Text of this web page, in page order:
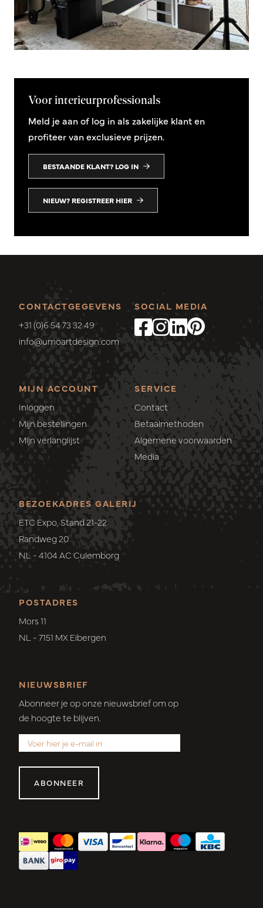
Voor interieurprofessionals
Meld je aan of log in als zakelijke klant en
profiteer van exclusieve prijzen.
BESTAANDE KLANT? LOG IN
NIEUW? REGISTREER HIER
CONTACTGEGEVENS
+31 (0)6 54 73 32 49
info@umoartdesign.com
MIJN ACCOUNT
Inloggen
Mijn bestellingen
Mijn verlanglijst
SERVICE
Contact
Betaalmethoden
Algemene voorwaarden
Media
SOCIAL MEDIA
POSTADRES
Mors 11
NL - 7151 MX Eibergen
BEZOEKADRES GALERIJ
ETC Expo, Stand 21-22
Randweg 20
NL - 4104 AC Culemborg
NIEUWSBRIEF
Abonneer je op onze nieuwsbrief om op
de hoogte te blijven.
ABONNEER